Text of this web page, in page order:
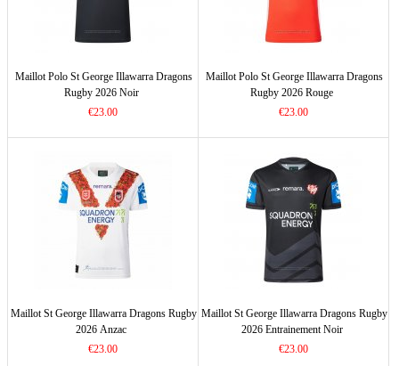
Maillot Polo St George Illawarra Dragons
Rugby 2026 Noir
€23.00
Maillot Polo St George Illawarra Dragons
Rugby 2026 Rouge
€23.00
Maillot St George Illawarra Dragons Rugby
2026 Anzac
€23.00
Maillot St George Illawarra Dragons Rugby
2026 Entrainement Noir
€23.00